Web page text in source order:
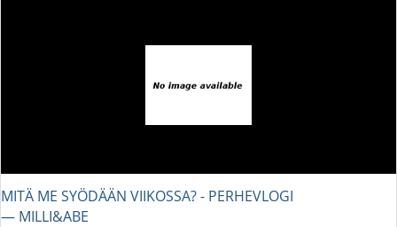
MITÄ ME SYÖDÄÄN VIIKOSSA? - PERHEVLOGI
― MILLI&ABE